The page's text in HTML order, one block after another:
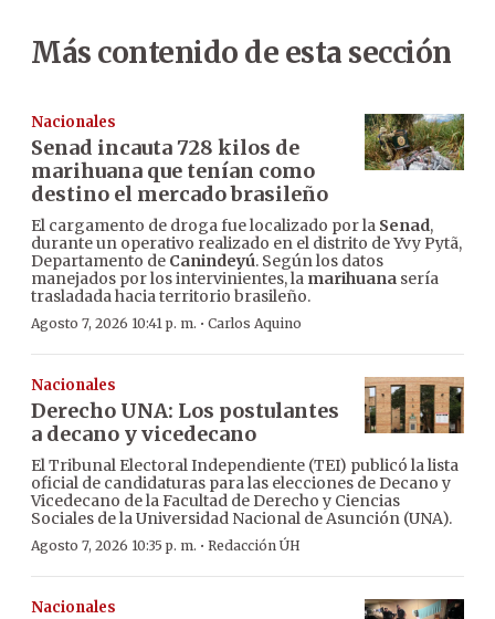
Más contenido de esta sección
Nacionales
Senad incauta 728 kilos de
marihuana que tenían como
destino el mercado brasileño
El cargamento de droga fue localizado por la Senad,
durante un operativo realizado en el distrito de Yvy Pytã,
Departamento de Canindeyú. Según los datos
manejados por los intervinientes, la marihuana sería
trasladada hacia territorio brasileño.
Agosto 7, 2026 10:41 p. m. · Carlos Aquino
Nacionales
Derecho UNA: Los postulantes
a decano y vicedecano
El Tribunal Electoral Independiente (TEI) publicó la lista
oficial de candidaturas para las elecciones de Decano y
Vicedecano de la Facultad de Derecho y Ciencias
Sociales de la Universidad Nacional de Asunción (UNA).
Agosto 7, 2026 10:35 p. m. · Redacción ÚH
Nacionales